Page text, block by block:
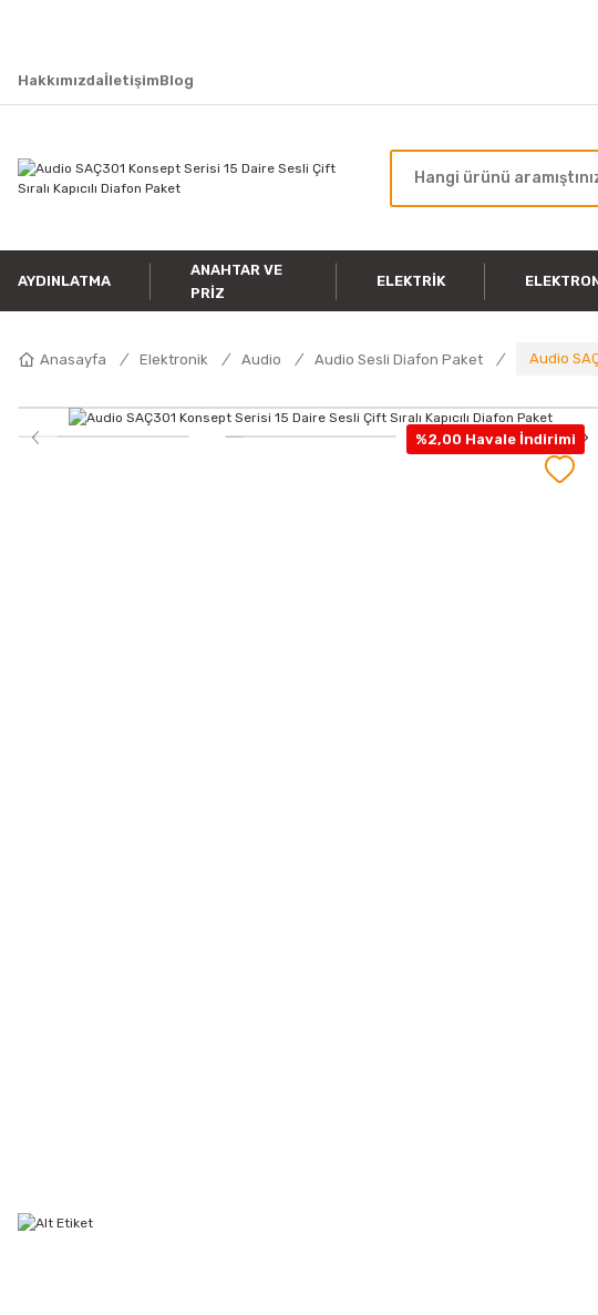
HakkımızdaİletişimBlog
AYDINLATMA
ANAHTAR VE
PRIZ
ELEKTRIK
Anasayfa Elektronik Audio Audio Sesli Diafon Paket Audio
%2,00 Havale İndirimi